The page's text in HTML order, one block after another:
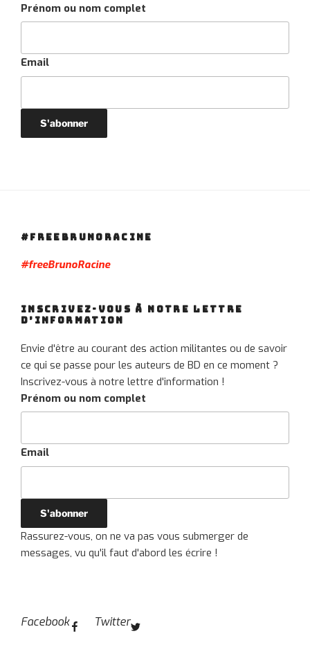
Prénom ou nom complet
Email
#FREEBRUNORACINE
#freeBrunoRacine
INSCRIVEZ-VOUS À NOTRE LETTRE
D’INFORMATION
Envie d'être au courant des action militantes ou de savoir
ce qui se passe pour les auteurs de BD en ce moment ?
Inscrivez-vous à notre lettre d'information !
Prénom ou nom complet
Email
Rassurez-vous, on ne va pas vous submerger de
messages, vu qu'il faut d'abord les écrire !
Facebook Twitter